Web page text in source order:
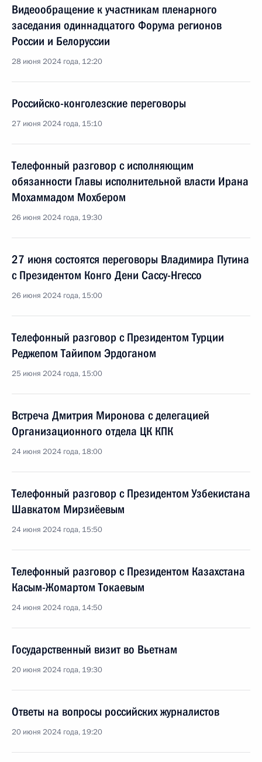
Видеообращение к участникам пленарного
заседания одиннадцатого Форума регионов
России и Белоруссии
28 июня 2024 года, 12:20
Российско-конголезские переговоры
27 июня 2024 года, 15:10
Телефонный разговор с исполняющим
обязанности Главы исполнительной власти Ирана
Мохаммадом Мохбером
26 июня 2024 года, 19:30
27 июня состоятся переговоры Владимира Путина
с Президентом Конго Дени Сассу-Нгессо
26 июня 2024 года, 15:00
Телефонный разговор с Президентом Турции
Реджепом Тайипом Эрдоганом
25 июня 2024 года, 15:00
Встреча Дмитрия Миронова с делегацией
Организационного отдела ЦК КПК
24 июня 2024 года, 18:00
Телефонный разговор с Президентом Узбекистана
Шавкатом Мирзиёевым
24 июня 2024 года, 15:50
Телефонный разговор с Президентом Казахстана
Касым-Жомартом Токаевым
24 июня 2024 года, 14:50
Государственный визит во Вьетнам
20 июня 2024 года, 19:30
Ответы на вопросы российских журналистов
20 июня 2024 года, 19:20